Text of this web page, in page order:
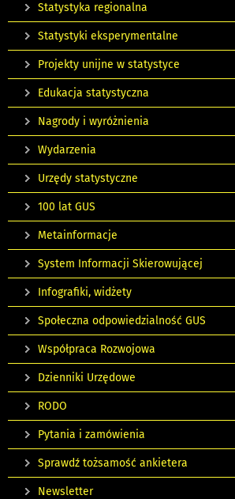
Statystyka regionalna
Statystyki eksperymentalne
Projekty unijne w statystyce
Edukacja statystyczna
Nagrody i wyróżnienia
Wydarzenia
Urzędy statystyczne
100 lat GUS
Metainformacje
System Informacji Skierowującej
Infografiki, widżety
Społeczna odpowiedzialność GUS
Współpraca Rozwojowa
Dzienniki Urzędowe
RODO
Pytania i zamówienia
Sprawdź tożsamość ankietera
Newsletter